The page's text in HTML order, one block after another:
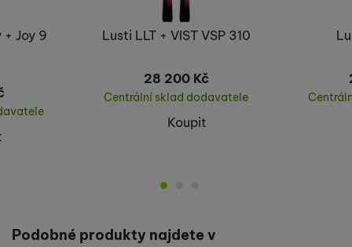
Lusti LLT + VIST VSP 310
28 200 Kč
Centrální sklad dodavatele
Koupit
Joy 9
Podobné produkty najdete v